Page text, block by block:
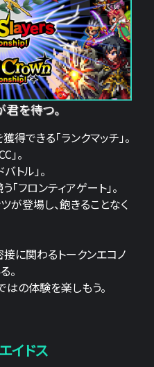
を待つ。
できる「ランクマッチ」。
。
トル」。
フロンティアゲート」。
が登場し、飽きることなく
接に関わるトークンエコノ
。
はの体験を楽しもう。
イドス